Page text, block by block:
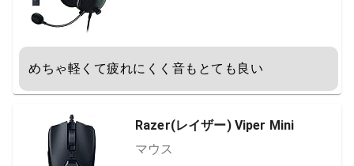
めちゃ軽くて疲れにくく音もとても良い
Razer(レイザー) Viper Mini
マウス